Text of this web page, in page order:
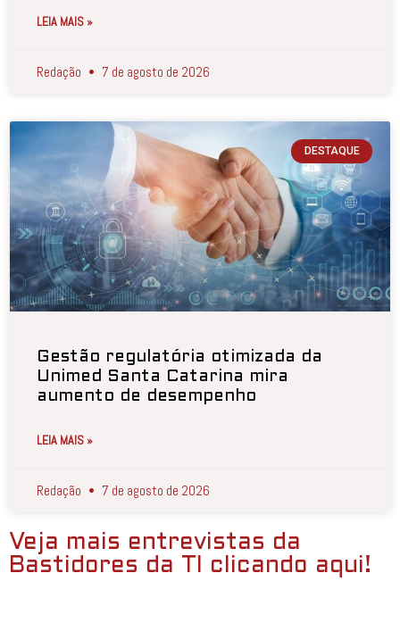
LEIA MAIS »
Redação 7 de agosto de 2026
DESTAQUE
Gestão regulatória otimizada da
Unimed Santa Catarina mira
aumento de desempenho
LEIA MAIS »
Redação 7 de agosto de 2026
Veja mais entrevistas da
Bastidores da TI clicando aqui!